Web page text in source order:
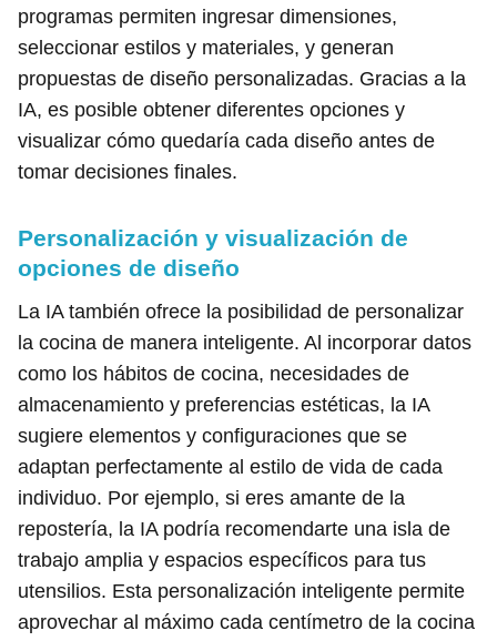
programas permiten ingresar dimensiones,
seleccionar estilos y materiales, y generan
propuestas de diseño personalizadas. Gracias a la
IA, es posible obtener diferentes opciones y
visualizar cómo quedaría cada diseño antes de
tomar decisiones finales.
Personalización y visualización de
opciones de diseño
La IA también ofrece la posibilidad de personalizar
la cocina de manera inteligente. Al incorporar datos
como los hábitos de cocina, necesidades de
almacenamiento y preferencias estéticas, la IA
sugiere elementos y configuraciones que se
adaptan perfectamente al estilo de vida de cada
individuo. Por ejemplo, si eres amante de la
repostería, la IA podría recomendarte una isla de
trabajo amplia y espacios específicos para tus
utensilios. Esta personalización inteligente permite
aprovechar al máximo cada centímetro de la cocina